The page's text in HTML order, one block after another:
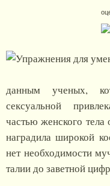
данным ученых,
сексуальной
частью женского тела
наградила широкой
нет необходимости
талии до заветной